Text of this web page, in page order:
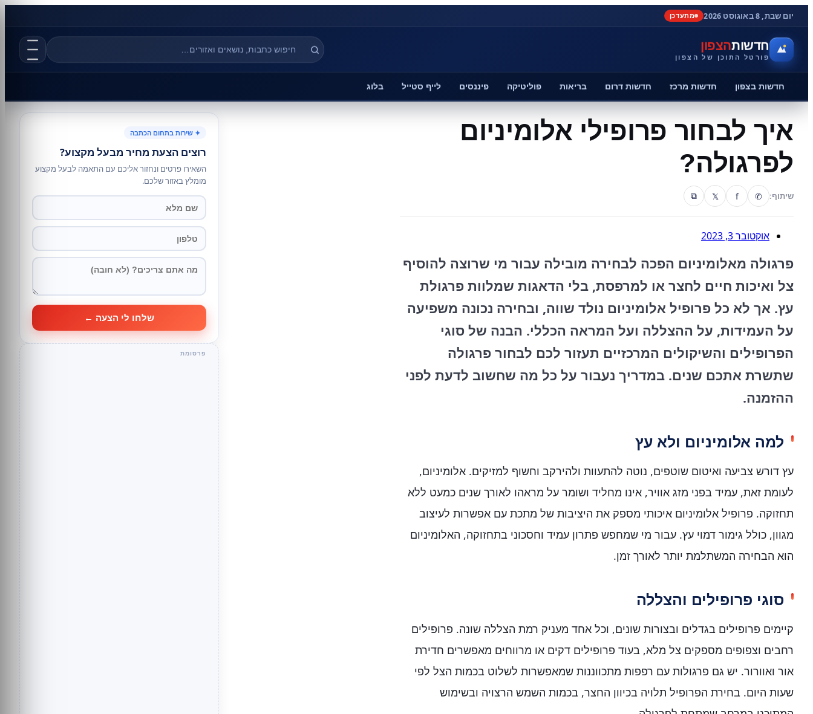
יום שבת, 8 באוגוסט 2026 מתעדכן
חדשותהצפון
פורטל התוכן של הצפון
חדשות בצפון חדשות מרכז חדשות דרום בריאות פוליטיקה פיננסים לייף סטייל בלוג
איך לבחור פרופילי אלומיניום
לפרגולה?
שיתוף: ✆
f
𝕏
⧉
אוקטובר 3, 2023
פרגולה מאלומיניום הפכה לבחירה מובילה עבור מי שרוצה להוסיף
צל ואיכות חיים לחצר או למרפסת, בלי הדאגות שמלוות פרגולת
עץ. אך לא כל פרופיל אלומיניום נולד שווה, ובחירה נכונה משפיעה
על העמידות, על ההצללה ועל המראה הכללי. הבנה של סוגי
הפרופילים והשיקולים המרכזיים תעזור לכם לבחור פרגולה
שתשרת אתכם שנים. במדריך נעבור על כל מה שחשוב לדעת לפני
ההזמנה.
למה אלומיניום ולא עץ
עץ דורש צביעה ואיטום שוטפים, נוטה להתעוות ולהירקב וחשוף למזיקים. אלומיניום,
לעומת זאת, עמיד בפני מזג אוויר, אינו מחליד ושומר על מראהו לאורך שנים כמעט ללא
תחזוקה. פרופיל אלומיניום איכותי מספק את היציבות של מתכת עם אפשרות לעיצוב
מגוון, כולל גימור דמוי עץ. עבור מי שמחפש פתרון עמיד וחסכוני בתחזוקה, האלומיניום
הוא הבחירה המשתלמת יותר לאורך זמן.
סוגי פרופילים והצללה
קיימים פרופילים בגדלים ובצורות שונים, וכל אחד מעניק רמת הצללה שונה. פרופילים
רחבים וצפופים מספקים צל מלא, בעוד פרופילים דקים או מרווחים מאפשרים חדירת
אור ואוורור. יש גם פרגולות עם רפפות מתכווננות שמאפשרות לשלוט בכמות הצל לפי
שעות היום. בחירת הפרופיל תלויה בכיוון החצר, בכמות השמש הרצויה ובשימוש
✦ שירות בתחום הכתבה
רוצים הצעת מחיר מבעל מקצוע?
השאירו פרטים ונחזור אליכם עם התאמה לבעל מקצוע
מומלץ באזור שלכם.
שלחו לי הצעה ←